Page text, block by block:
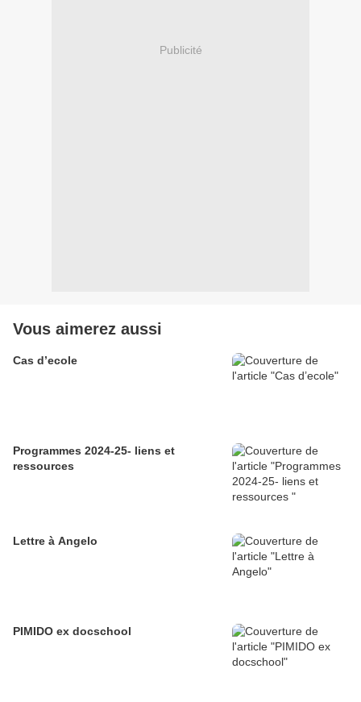
Publicité
Vous aimerez aussi
Cas d’ecole
Programmes 2024-25- liens et
ressources
Lettre à Angelo
PIMIDO ex docschool